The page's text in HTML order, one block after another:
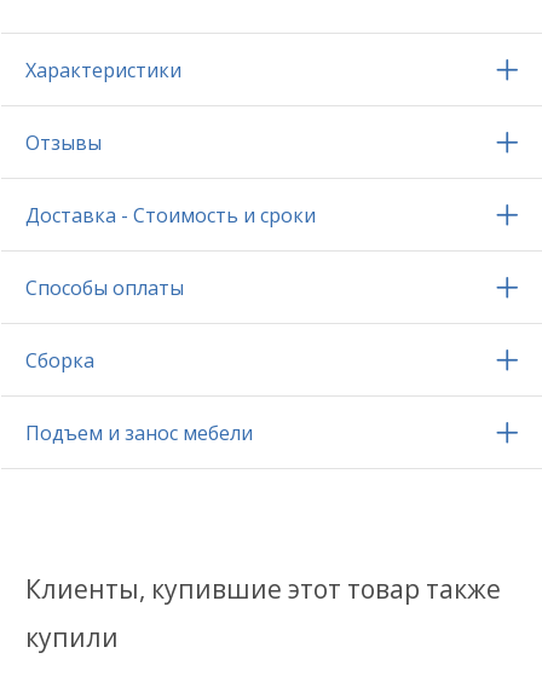
Характеристики
Отзывы
Доставка - Стоимость и сроки
Способы оплаты
Сборка
Подъем и занос мебели
Клиенты, купившие этот товар также
купили